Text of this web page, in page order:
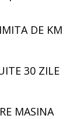
DE KM
30 ZILE
MASINA